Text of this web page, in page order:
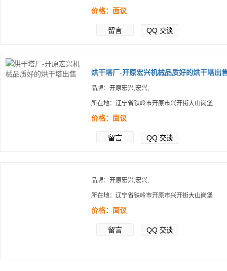
价格：面议
留言 QQ 交谈
烘干塔厂-开原宏兴机械品质好的烘干塔出
品牌：开原宏兴,宏兴,
所在地：辽宁省铁岭市开原市兴开街大山岗堡
价格：面议
留言 QQ 交谈
品牌：开原宏兴,宏兴,
所在地：辽宁省铁岭市开原市兴开街大山岗堡
价格：面议
留言 QQ 交谈